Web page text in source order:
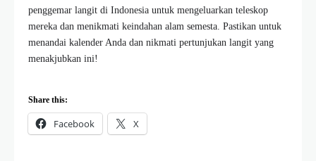
penggemar langit di Indonesia untuk mengeluarkan teleskop
mereka dan menikmati keindahan alam semesta. Pastikan untuk
menandai kalender Anda dan nikmati pertunjukan langit yang
menakjubkan ini!
Share this:
Facebook X